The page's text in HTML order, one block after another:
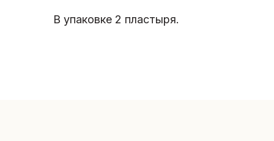
В упаковке 2 пластыря.